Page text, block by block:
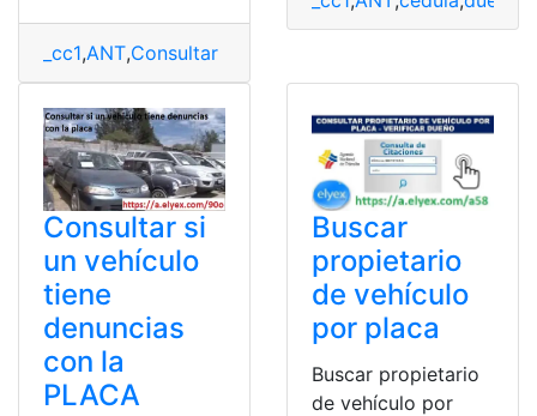
_cc1,ANT,Consultar propietario
Consultar si
un vehículo
tiene
denuncias
con la
PLACA
Buscar
propietario
de vehículo
por placa
Buscar propietario
de vehículo por